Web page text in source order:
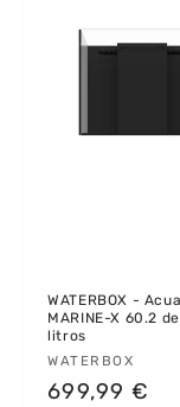
WATERBOX -
MARINE-X 60.2
litros
Proveedor:
WATERBOX
Precio
699,99 €